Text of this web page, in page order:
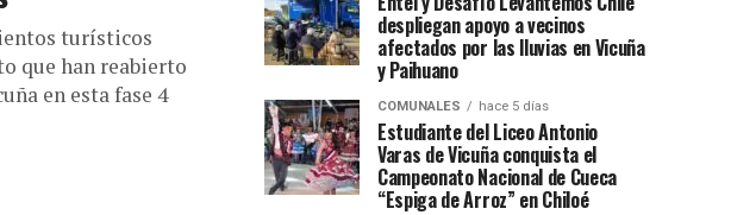
turísticos
que han reabierto
en esta fase 4
despliegan apoyo a vecinos
afectados por las lluvias en Vicuña
y Paihuano
COMUNALES hace 5 días
Estudiante del Liceo Antonio
Varas de Vicuña conquista el
Campeonato Nacional de Cueca
“Espiga de Arroz” en Chiloé